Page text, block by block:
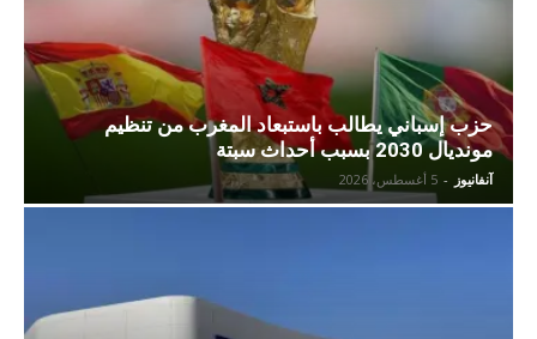
حزب إسباني يطالب باستبعاد المغرب من تنظيم
مونديال 2030 بسبب أحداث سبتة
آنفانيوز - 5 أغسطس، 2026